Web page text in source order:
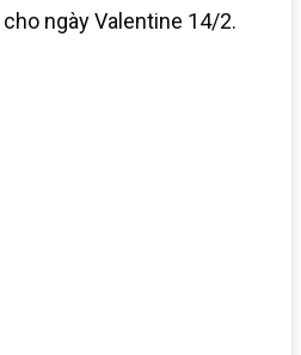
ngày Valentine 14/2.